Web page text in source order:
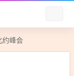
约峰会